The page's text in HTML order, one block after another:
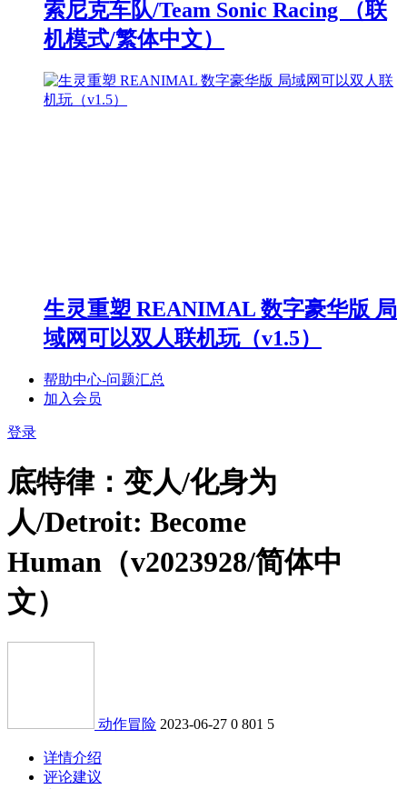
索尼克车队/Team Sonic Racing （联
机模式/繁体中文）
生灵重塑 REANIMAL 数字豪华版 局
域网可以双人联机玩（v1.5）
帮助中心-问题汇总
加入会员
登录
底特律：变人/化身为
人/Detroit: Become
Human（v2023928/简体中
文）
动作冒险 2023-06-27 0 801 5
详情介绍
评论建议